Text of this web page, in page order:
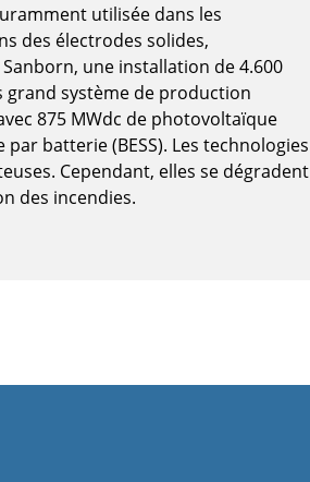
utilisée dans les
des électrodes solides,
une installation de 4.600
grand système de production
875 MWdc de photovoltaïque
batterie (BESS). Les technologies
Cependant, elles se dégradent
des incendies.